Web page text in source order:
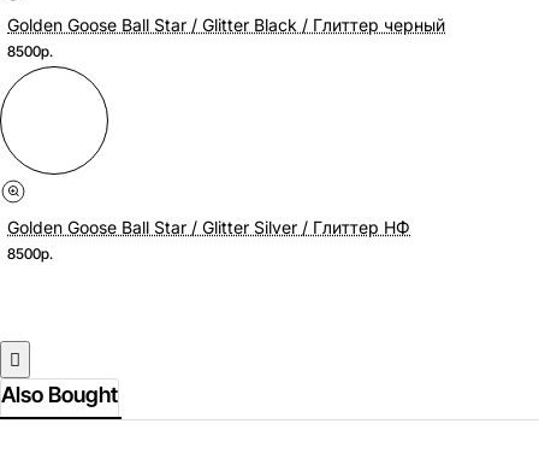
Golden Goose Ball Star / Glitter Black / Глиттер черный
8500р.
Golden Goose Ball Star / Glitter Silver / Глиттер НФ
8500р.
Also Bought